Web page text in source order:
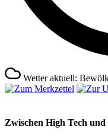
Wetter aktuell:
Zwischen High Tech